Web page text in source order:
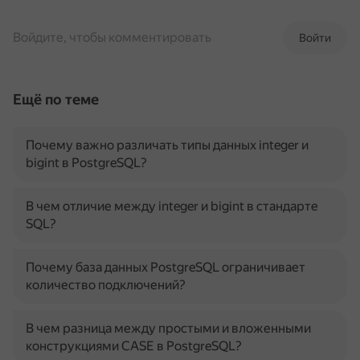
Войти
Войдите, чтобы комментировать
Ещё по теме
Почему важно различать типы данных integer и
bigint в PostgreSQL?
В чем отличие между integer и bigint в стандарте
SQL?
Почему база данных PostgreSQL ограничивает
количество подключений?
В чем разница между простыми и вложенными
конструкциями CASE в PostgreSQL?